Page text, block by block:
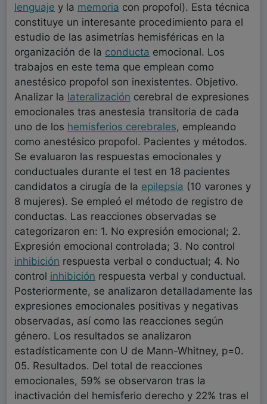
lenguaje y la memoria con propofol). Esta técnica
constituye un interesante procedimiento para el
estudio de las asimetrías hemisféricas en la
organización de la conducta emocional. Los
trabajos en este tema que emplean como
anestésico propofol son inexistentes. Objetivo.
Analizar la lateralización cerebral de expresiones
emocionales tras anestesia transitoria de cada
uno de los hemisferios cerebrales, empleando
como anestésico propofol. Pacientes y métodos.
Se evaluaron las respuestas emocionales y
conductuales durante el test en 18 pacientes
candidatos a cirugía de la epilepsia (10 varones y
8 mujeres). Se empleó el método de registro de
conductas. Las reacciones observadas se
categorizaron en: 1. No expresión emocional; 2.
Expresión emocional controlada; 3. No control
inhibición respuesta verbal o conductual; 4. No
control inhibición respuesta verbal y conductual.
Posteriormente, se analizaron detalladamente las
expresiones emocionales positivas y negativas
observadas, así como las reacciones según
género. Los resultados se analizaron
estadísticamente con U de Mann-Whitney, p=0.
05. Resultados. Del total de reacciones
emocionales, 59% se observaron tras la
inactivación del hemisferio derecho y 22% tras el